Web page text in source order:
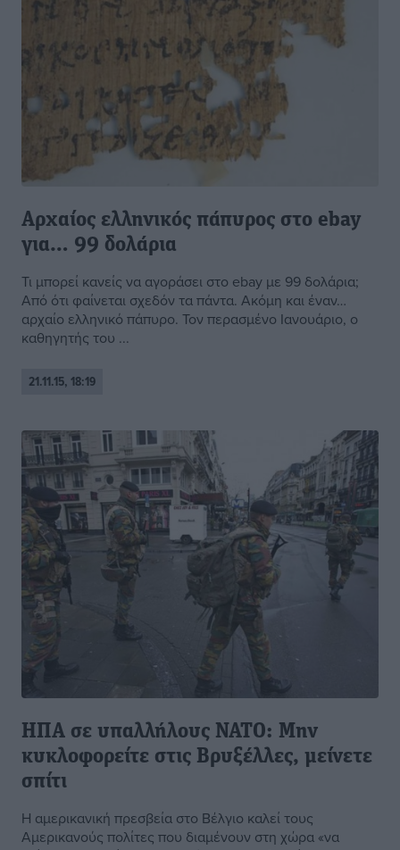
Αρχαίος ελληνικός πάπυρος στο ebay
για… 99 δολάρια
Τι μπορεί κανείς να αγοράσει στο ebay με 99 δολάρια;
Από ότι φαίνεται σχεδόν τα πάντα. Ακόμη και έναν…
αρχαίο ελληνικό πάπυρο. Τον περασμένο Ιανουάριο, ο
καθηγητής του ...
21.11.15, 18:19
ΗΠΑ σε υπαλλήλους ΝΑΤΟ: Μην
κυκλοφορείτε στις Βρυξέλλες, μείνετε
σπίτι
Η αμερικανική πρεσβεία στο Βέλγιο καλεί τους
Αμερικανούς πολίτες που διαμένουν στη χώρα «να